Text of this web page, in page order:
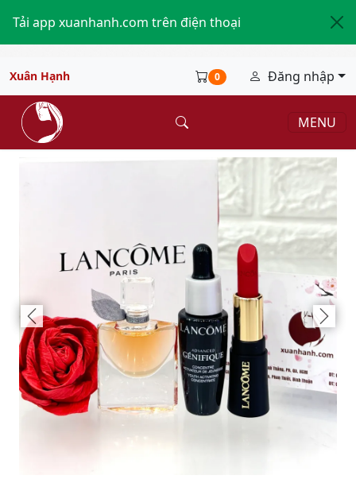
Tải app xuanhanh.com trên điện thoại
Xuân Hạnh 0 Đăng nhập
MENU